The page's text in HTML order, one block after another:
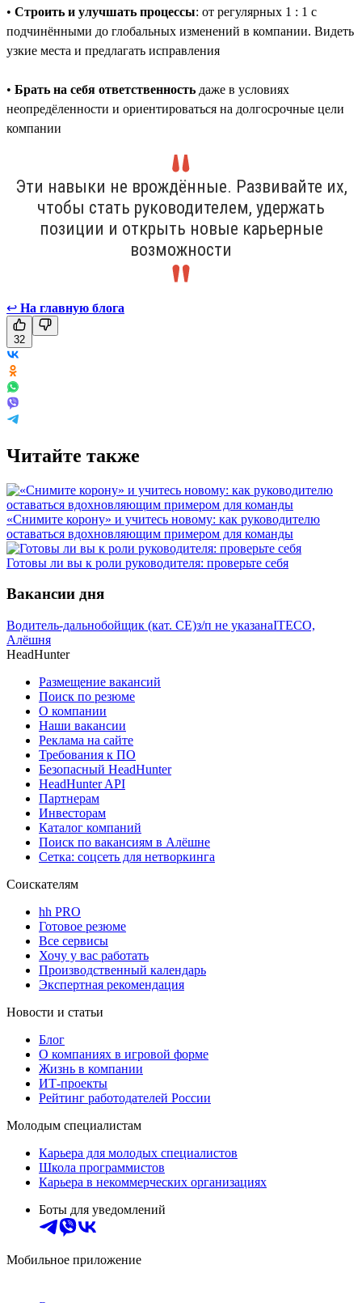
• Строить и улучшать процессы: от регулярных 1 : 1 с
подчинёнными до глобальных изменений в компании. Видеть
узкие места и предлагать исправления
• Брать на себя ответственность даже в условиях
неопредёленности и ориентироваться на долгосрочные цели
компании
Эти навыки не врождённые. Развивайте их,
чтобы стать руководителем, удержать
позиции и открыть новые карьерные
возможности
↩ На главную блога
32
Читайте также
«Снимите корону» и учитесь новому: как руководителю
оставаться вдохновляющим примером для команды
Готовы ли вы к роли руководителя: проверьте себя
Вакансии дня
Водитель-дальнобойщик (кат. CE)з/п не указанаITECO,
Алёшня
HeadHunter
Размещение вакансий
Поиск по резюме
О компании
Наши вакансии
Реклама на сайте
Требования к ПО
Безопасный HeadHunter
HeadHunter API
Партнерам
Инвесторам
Каталог компаний
Поиск по вакансиям в Алёшне
Сетка: соцсеть для нетворкинга
Соискателям
hh PRO
Готовое резюме
Все сервисы
Хочу у вас работать
Производственный календарь
Экспертная рекомендация
Новости и статьи
Блог
О компаниях в игровой форме
Жизнь в компании
ИТ-проекты
Рейтинг работодателей России
Молодым специалистам
Карьера для молодых специалистов
Школа программистов
Карьера в некоммерческих организациях
Боты для уведомлений
Мобильное приложение